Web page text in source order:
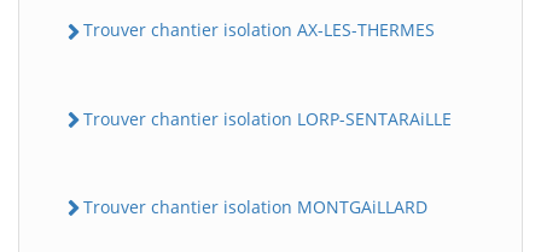
Trouver chantier isolation AX-LES-THERMES
Trouver chantier isolation LORP-SENTARAiLLE
Trouver chantier isolation MONTGAiLLARD